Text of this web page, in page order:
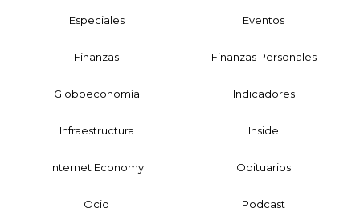
Especiales Eventos
Finanzas Finanzas Personales
Globoeconomía Indicadores
Infraestructura Inside
Internet Economy Obituarios
Ocio Podcast